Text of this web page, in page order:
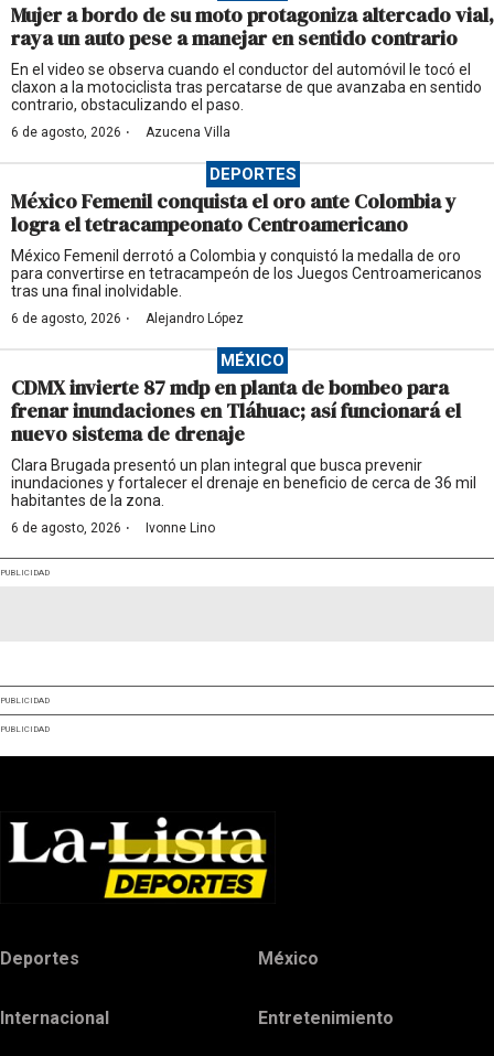
Mujer a bordo de su moto protagoniza altercado vial,
raya un auto pese a manejar en sentido contrario
En el video se observa cuando el conductor del automóvil le tocó el
claxon a la motociclista tras percatarse de que avanzaba en sentido
contrario, obstaculizando el paso.
6 de agosto, 2026 · Azucena Villa
DEPORTES
México Femenil conquista el oro ante Colombia y
logra el tetracampeonato Centroamericano
México Femenil derrotó a Colombia y conquistó la medalla de oro
para convertirse en tetracampeón de los Juegos Centroamericanos
tras una final inolvidable.
6 de agosto, 2026 · Alejandro López
MÉXICO
CDMX invierte 87 mdp en planta de bombeo para
frenar inundaciones en Tláhuac; así funcionará el
nuevo sistema de drenaje
Clara Brugada presentó un plan integral que busca prevenir
inundaciones y fortalecer el drenaje en beneficio de cerca de 36 mil
habitantes de la zona.
6 de agosto, 2026 · Ivonne Lino
PUBLICIDAD
PUBLICIDAD
PUBLICIDAD
Deportes México
Internacional Entretenimiento